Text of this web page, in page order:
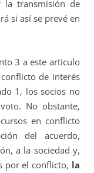
transmisión de
si así se prevé en
3 a este artículo
de interés
1, los socios no
No obstante,
en conflicto
del acuerdo,
a la sociedad y,
por el conflicto, la